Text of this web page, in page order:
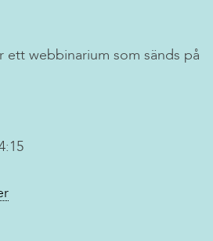
ett webbinarium som sänds på